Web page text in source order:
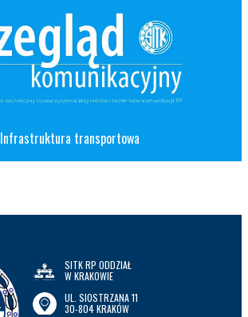
Infrastruktura transportowa
SITK RP ODDZIAŁ
W KRAKOWIE
UL. SIOSTRZANA 11
30-804 KRAKÓW